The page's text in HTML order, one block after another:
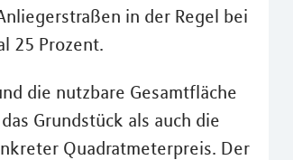
in der Regel bei
25 Prozent.
die nutzbare Gesamtfläche
Grundstück als auch die
Quadratmeterpreis. Der